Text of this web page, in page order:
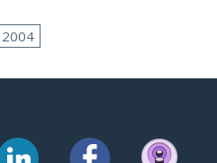
2004